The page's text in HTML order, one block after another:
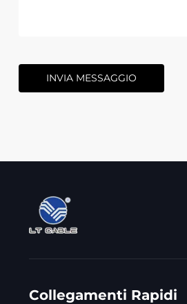
INVIA MESSAGGIO
Collegamenti Rapidi